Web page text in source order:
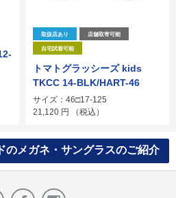
取扱店あり 店舗取寄可能
自宅試着可能
トマトグラッシーズ kids
TKCC 14-BLK/HART-46
サイズ：46□17-125
21,120 円 （税込）
のメガネ・サングラスのご紹介